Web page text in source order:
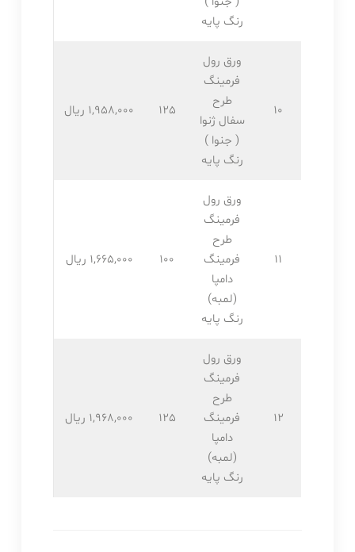
رنگ پایه
10
ورق رول
فرمینگ
طرح
سفال ژنوا
( جنوا )
رنگ پایه
125 1,958,۰۰۰ ریال
11
ورق رول
فرمینگ
طرح
فرمینگ
دامپا
(لمبه)
رنگ پایه
100 1,665,۰۰۰ ریال
12
ورق رول
فرمینگ
طرح
فرمینگ
دامپا
(لمبه)
رنگ پایه
125 1,968,۰۰۰ ریال